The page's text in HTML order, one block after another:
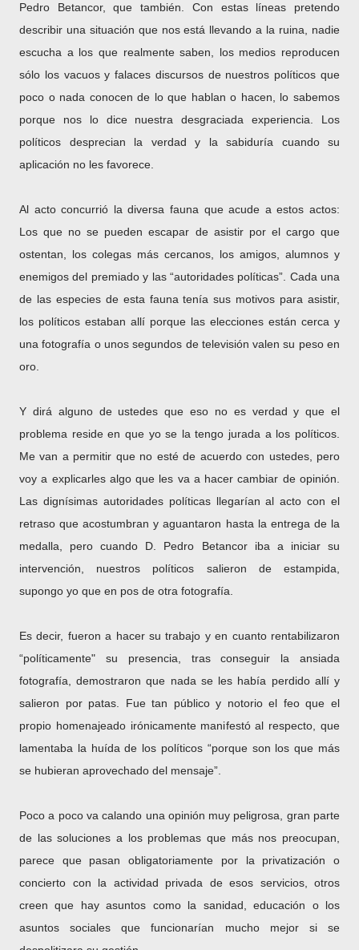
Pedro Betancor, que también. Con estas líneas pretendo
describir una situación que nos está llevando a la ruina, nadie
escucha a los que realmente saben, los medios reproducen
sólo los vacuos y falaces discursos de nuestros políticos que
poco o nada conocen de lo que hablan o hacen, lo sabemos
porque nos lo dice nuestra desgraciada experiencia. Los
políticos desprecian la verdad y la sabiduría cuando su
aplicación no les favorece.
Al acto concurrió la diversa fauna que acude a estos actos:
Los que no se pueden escapar de asistir por el cargo que
ostentan, los colegas más cercanos, los amigos, alumnos y
enemigos del premiado y las “autoridades políticas”. Cada una
de las especies de esta fauna tenía sus motivos para asistir,
los políticos estaban allí porque las elecciones están cerca y
una fotografía o unos segundos de televisión valen su peso en
oro.
Y dirá alguno de ustedes que eso no es verdad y que el
problema reside en que yo se la tengo jurada a los políticos.
Me van a permitir que no esté de acuerdo con ustedes, pero
voy a explicarles algo que les va a hacer cambiar de opinión.
Las dignísimas autoridades políticas llegarían al acto con el
retraso que acostumbran y aguantaron hasta la entrega de la
medalla, pero cuando D. Pedro Betancor iba a iniciar su
intervención, nuestros políticos salieron de estampida,
supongo yo que en pos de otra fotografía.
Es decir, fueron a hacer su trabajo y en cuanto rentabilizaron
“políticamente" su presencia, tras conseguir la ansiada
fotografía, demostraron que nada se les había perdido allí y
salieron por patas. Fue tan público y notorio el feo que el
propio homenajeado irónicamente manifestó al respecto, que
lamentaba la huída de los políticos “porque son los que más
se hubieran aprovechado del mensaje”.
Poco a poco va calando una opinión muy peligrosa, gran parte
de las soluciones a los problemas que más nos preocupan,
parece que pasan obligatoriamente por la privatización o
concierto con la actividad privada de esos servicios, otros
creen que hay asuntos como la sanidad, educación o los
asuntos sociales que funcionarían mucho mejor si se